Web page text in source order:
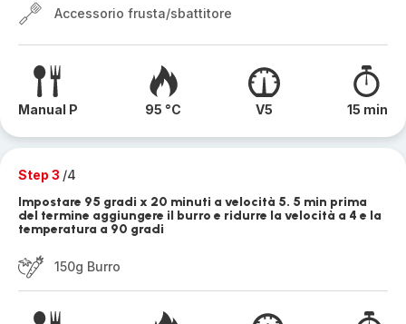
Accessorio frusta/sbattitore
Manual P 95 °C V5 15 min
Step 3 /4
Impostare 95 gradi x 20 minuti a velocità 5. 5 min prima
del termine aggiungere il burro e ridurre la velocità a 4 e la
temperatura a 90 gradi
150g Burro